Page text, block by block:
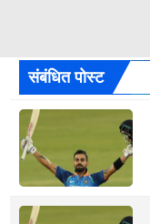
संबंधित पोस्ट